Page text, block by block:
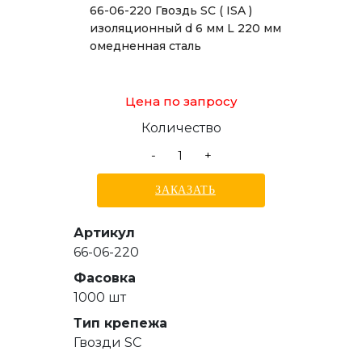
66-06-220 Гвоздь SC ( ISA )
изоляционный d 6 мм L 220 мм
омедненная сталь
Цена по запросу
Количество
-
+
ЗАКАЗАТЬ
Артикул
66-06-220
Фасовка
1000 шт
Тип крепежа
Гвозди SC